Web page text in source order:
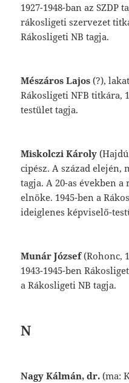
1927-1948-banazSZDP
rákosligeti szervezet
Rákosligeti NB tagja.
MészárosLajos(?),
Rákosligeti NFBtitkára,
testülettagja.
MiskolcziKároly
cipész. A század elején,
tagja. A 20-as években a
elnöke. 1945-ben a
ideiglenes képviselő-
MunárJózsef(Rohonc,
1943-1945-ben
aRákosligeti NBtagja.
N
NagyKálmán,dr. (ma: